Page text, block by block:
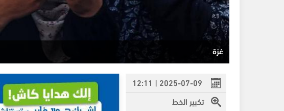
غزة
2025-07-09 | 12:11
تكبير الخط